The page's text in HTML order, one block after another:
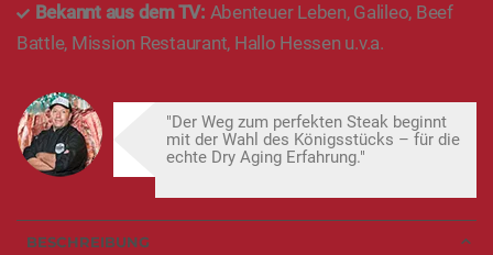
Bekannt aus dem TV: Abenteuer Leben, Galileo, Beef
Battle, Mission Restaurant, Hallo Hessen u.v.a.
"Der Weg zum perfekten Steak beginnt
mit der Wahl des Königsstücks – für die
echte Dry Aging Erfahrung."
BESCHREIBUNG